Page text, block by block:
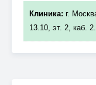
Клиника: г.
13.10, эт. 2, каб.